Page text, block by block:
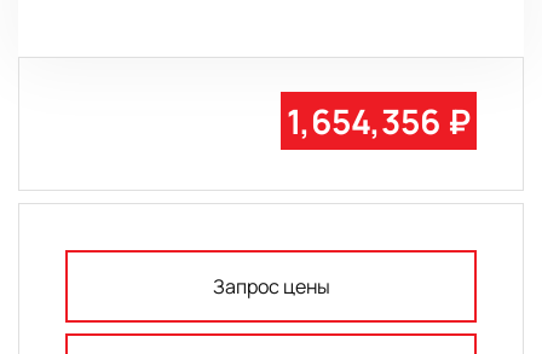
1,654,356 ₽
Запрос цены